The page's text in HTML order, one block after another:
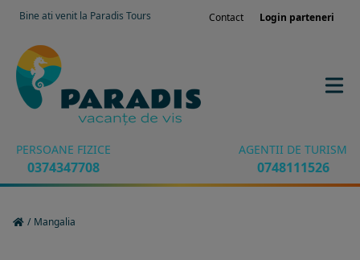
Bine ati venit la Paradis Tours Contact Login parteneri
PERSOANE FIZICE
0374347708
AGENTII DE TURISM
0748111526
/ Mangalia